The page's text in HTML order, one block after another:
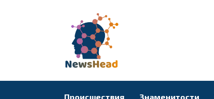
Происшествия Знаменитости